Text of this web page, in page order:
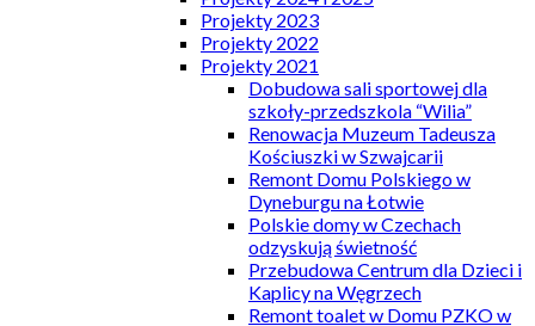
Projekty 2023
Projekty 2022
Projekty 2021
Dobudowa sali sportowej dla
szkoły-przedszkola “Wilia”
Renowacja Muzeum Tadeusza
Kościuszki w Szwajcarii
Remont Domu Polskiego w
Dyneburgu na Łotwie
Polskie domy w Czechach
odzyskują świetność
Przebudowa Centrum dla Dzieci i
Kaplicy na Węgrzech
Remont toalet w Domu PZKO w